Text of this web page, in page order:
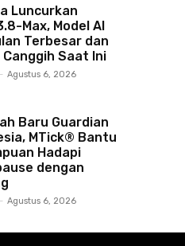
Luncurkan
Max, Model AI
Terbesar dan
Canggih Saat Ini
- Agustus 6, 2026
Baru Guardian
MTick® Bantu
Hadapi
dengan
- Agustus 6, 2026